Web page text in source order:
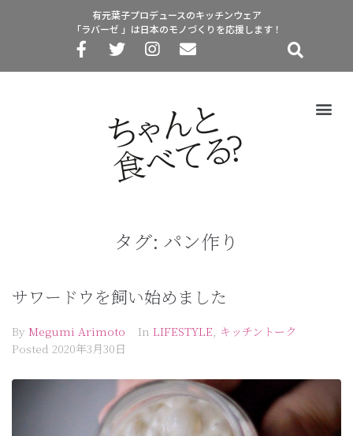
有元葉子プロデュースのキッチンウェア
「ラバーゼ 」は日本のモノづくりを応援します！
タグ: パン作り
サワードウを飼い始めました
By Megumi Arimoto In LIFESTYLE, キッチントーク
Posted 2020年3月30日